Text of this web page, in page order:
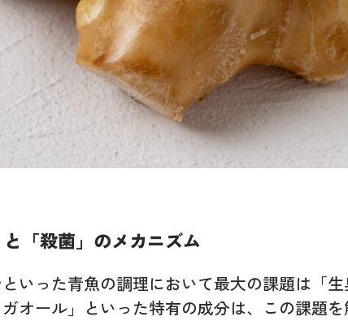
「殺菌」のメカニズム
いった青魚の調理において最大の課題は「
オール」といった特有の成分は、この課題